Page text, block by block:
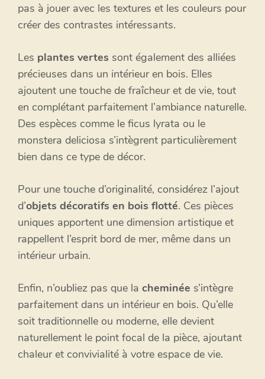
pas à jouer avec les textures et les couleurs pour
créer des contrastes intéressants.
Les plantes vertes sont également des alliées
précieuses dans un intérieur en bois. Elles
ajoutent une touche de fraîcheur et de vie, tout
en complétant parfaitement l’ambiance naturelle.
Des espèces comme le ficus lyrata ou le
monstera deliciosa s’intègrent particulièrement
bien dans ce type de décor.
Pour une touche d’originalité, considérez l’ajout
d’objets décoratifs en bois flotté. Ces pièces
uniques apportent une dimension artistique et
rappellent l’esprit bord de mer, même dans un
intérieur urbain.
Enfin, n’oubliez pas que la cheminée s’intègre
parfaitement dans un intérieur en bois. Qu’elle
soit traditionnelle ou moderne, elle devient
naturellement le point focal de la pièce, ajoutant
chaleur et convivialité à votre espace de vie.